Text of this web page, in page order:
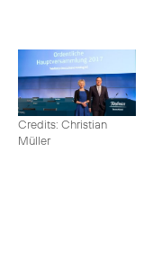
Credits: Christian
Müller